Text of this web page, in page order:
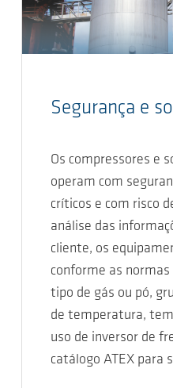
Segurança e
Os compressores e
operam com
críticos e com risco
análise das
cliente, os
conforme as normas
tipo de gás ou pó,
de temperatura,
uso de inversor de
catálogo ATEX para